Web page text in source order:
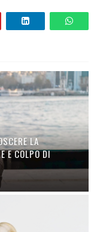
LA
E COLPO DI